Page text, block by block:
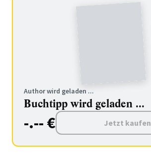
Author wird geladen ...
Buchtipp wird geladen ...
-.-- € Jetzt kaufen